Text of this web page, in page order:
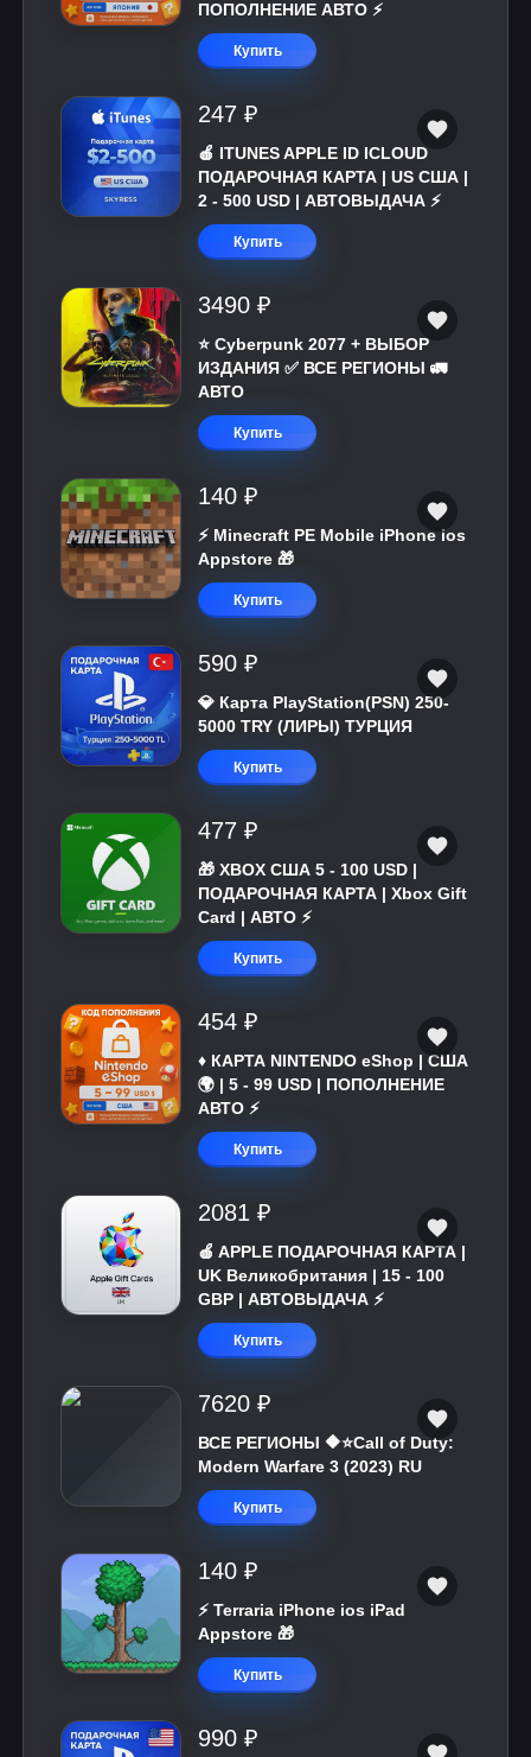
ПОПОЛНЕНИЕ АВТО ⚡
Купить
247 ₽
🍎 ITUNES APPLE ID ICLOUD
ПОДАРОЧНАЯ КАРТА | US США |
2 - 500 USD | АВТОВЫДАЧА ⚡️
Купить
3490 ₽
⭐ Cyberpunk 2077 + ВЫБОР
ИЗДАНИЯ ✅ ВСЕ РЕГИОНЫ 🚛
АВТО
Купить
140 ₽
⚡️ Minecraft PE Mobile iPhone ios
Appstore 🎁
Купить
590 ₽
💎 Карта PlayStation(PSN) 250-
5000 TRY (ЛИРЫ) ТУРЦИЯ
Купить
477 ₽
🎁 XBOX США 5 - 100 USD |
ПОДАРОЧНАЯ КАРТА | Xbox Gift
Card | АВТО ⚡
Купить
454 ₽
♦️ КАРТА NINTENDO eShop | США
🌍 | 5 - 99 USD | ПОПОЛНЕНИЕ
АВТО ⚡
Купить
2081 ₽
🍎 APPLE ПОДАРОЧНАЯ КАРТА |
UK Великобритания | 15 - 100
GBP | АВТОВЫДАЧА ⚡️
Купить
7620 ₽
ВСЕ РЕГИОНЫ 🔶⭐Call of Duty:
Modern Warfare 3 (2023) RU
Купить
140 ₽
⚡️ Terraria iPhone ios iPad
Appstore 🎁
Купить
990 ₽